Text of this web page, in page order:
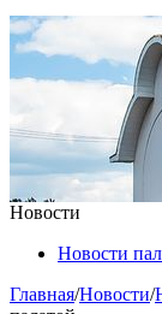
Новости
Новости
Главная/Новости/